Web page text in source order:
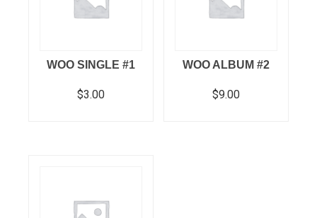
WOO SINGLE #1
$3.00
WOO ALBUM #2
$9.00